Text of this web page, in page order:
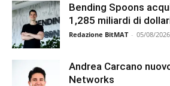
Bending Spoons
1,285 miliardi di
Redazione BitMAT - 05/08/2026
Andrea Carcano
Networks